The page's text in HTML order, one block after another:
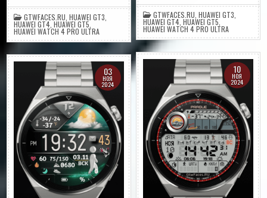
GTWFACES.RU ,HUAWEI GT3
HUAWEI GT4 ,HUAWEI GT5
HUAWEI WATCH 4 PRO ULTRA
GTWFACES.RU ,HUAWEI GT3
HUAWEI GT4 ,HUAWEI GT5
HUAWEI WATCH 4 PRO ULTRA
10
НОЯ
2024
03
НОЯ
2024